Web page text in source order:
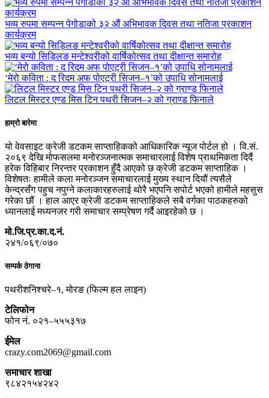
भव्य रुपमा सम्पन्न पेगोडाको ३२ औं अभिभावक दिवस तथा नतिजा प्रकाशन
कार्यक्रम
भव्य बन्यो सिड्लिङ मन्टेश्वरीको वार्षिकोत्सव तथा दीक्षान्त समारोह
‘मेरो कविता : द रिदम अफ पोएट्री सिजन–१’को उपाधि सोनामलाई
लिटल मिस्टर एण्ड मिस टिन पथरी सिजन–२ को ग्राण्ड फिनाले
हाम्रो बारेमा
यो वेवसाइट क्रेजी डटकम साप्ताहिकको आधिकारिक न्यूज पोर्टल हो । वि.सं.
२०६९ देखि मोफसलमा मनोरञ्जनात्मक समाचारलाई विशेष प्राथमिकता दिदैं
हरेक विहिबार निरन्तर प्रकाशन हुँदै आएको छ क्रेजी डटकम साप्ताहिक ।
विशेषतः हामीले कला मनोरञ्जन समाचारलाई मुख्य स्थान दियौं त्यसैले
केन्द्रसँग पहुच नपुग्ने कलाकारहरुलाई थोरै भएपनि सपोर्ट भएको हामीले महसुस
गरेका छौं । हाल आएर क्रेजी डटकम साप्ताहिकले सबै वर्गका पाठकहरुको
ध्यानलाई मध्यनजर गरी समाचार सम्प्रेषण गर्दै आइरहेको छ ।
मो.जि.प्र.का.द.नं.
२४१/०६९/०७०
सम्पर्क ठेगाना
पथरीशनिश्चरे–१, मोरङ (फिल्म हल लाइन)
टेलिफोन
फोन नं. ०२१–५५५३१७
ईमेल
crazy.com2069@gmail.com
समाचार शाखा
९८४२१५४२४२